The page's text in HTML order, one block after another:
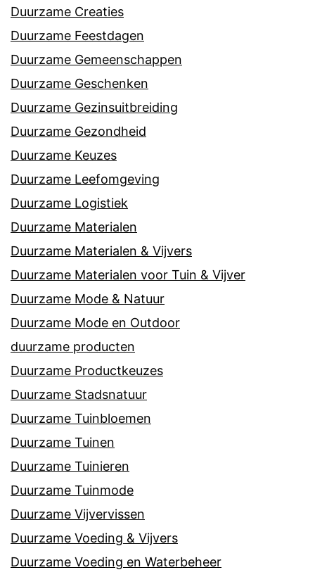
Duurzame Creaties
Duurzame Feestdagen
Duurzame Gemeenschappen
Duurzame Geschenken
Duurzame Gezinsuitbreiding
Duurzame Gezondheid
Duurzame Keuzes
Duurzame Leefomgeving
Duurzame Logistiek
Duurzame Materialen
Duurzame Materialen & Vijvers
Duurzame Materialen voor Tuin & Vijver
Duurzame Mode & Natuur
Duurzame Mode en Outdoor
duurzame producten
Duurzame Productkeuzes
Duurzame Stadsnatuur
Duurzame Tuinbloemen
Duurzame Tuinen
Duurzame Tuinieren
Duurzame Tuinmode
Duurzame Vijvervissen
Duurzame Voeding & Vijvers
Duurzame Voeding en Waterbeheer